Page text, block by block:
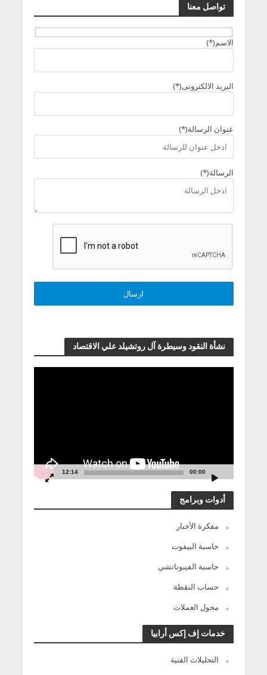
تواصل معنا
الاسم(*)
البريد الالكترونى(*)
عنوان الرسالة(*)
الرسالة(*)
نشأة النقود وسيطرة آل روتشيلد علي الاقتصاد
00:00
12:14
أدوات وبرامج
مفكرة الأخبار
حاسبة البيفوت
حاسبة الفيبوناتشي
حساب النقطة
محول العملات
خدمات إف إكس أرابيا
التحليلات الفنية